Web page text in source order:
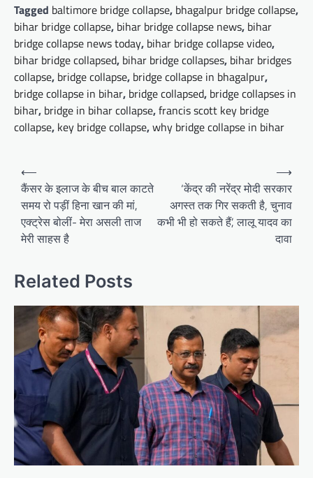
Tagged baltimore bridge collapse, bhagalpur bridge collapse,
bihar bridge collapse, bihar bridge collapse news, bihar
bridge collapse news today, bihar bridge collapse video,
bihar bridge collapsed, bihar bridge collapses, bihar bridges
collapse, bridge collapse, bridge collapse in bhagalpur,
bridge collapse in bihar, bridge collapsed, bridge collapses in
bihar, bridge in bihar collapse,francis scott key bridge
collapse, key bridge collapse,why bridge collapse in bihar
Post
navigation
⟵
कैंसर के इलाज के बीच बाल काटते
समय रो पड़ीं हिना खान की मां,
एक्ट्रेस बोलीं- मेरा असली ताज
मेरी साहस है
‘केंद्र की नरेंद्र मोदी सरकार
अगस्त तक गिर सकती है, चुनाव
कभी भी हो सकते हैं’, लालू यादव का
दावा
⟶
Related Posts